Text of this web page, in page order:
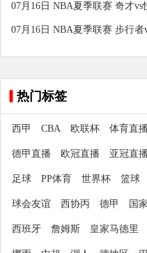
07月16日 NBA夏季联赛 奇才
07月16日 NBA夏季联赛 步行
热门标签
西甲 CBA 欧联杯 体育直播
德甲直播 欧冠直播 亚冠直播
足球 PP体育 世界杯 篮球
球会友谊 西协丙 德甲 国
西班牙 詹姆斯 皇家马德里